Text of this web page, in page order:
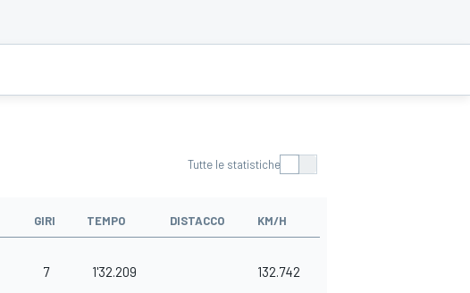
Tutte le statistiche
GIRI TEMPO DISTACCO KM/H
7 1'32.209 132.742